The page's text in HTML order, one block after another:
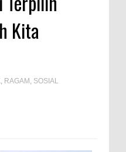
Kita
, RAGAM , SOSIAL